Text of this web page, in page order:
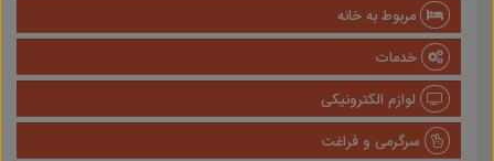
مربوط به خانه
خدمات
لوازم الکترونیکی
سرگرمی و فراغت